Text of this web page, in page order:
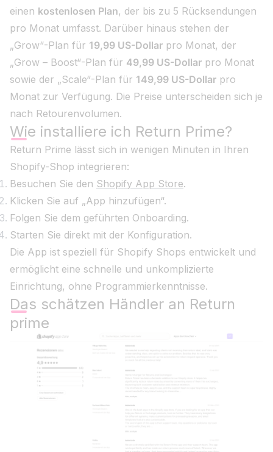
einen kostenlosen Plan, der bis zu 5 Rücksendungen
pro Monat umfasst. Darüber hinaus stehen der
„Grow“-Plan für 19,99 US-Dollar pro Monat, der
„Grow – Boost“-Plan für 49,99 US-Dollar pro Monat
sowie der „Scale“-Plan für 149,99 US-Dollar pro
Monat zur Verfügung. Die Preise unterscheiden sich je
nach Retourenvolumen.
Wie installiere ich Return Prime?
Return Prime lässt sich in wenigen Minuten in Ihren
Shopify-Shop integrieren:
Besuchen Sie den Shopify App Store.
Klicken Sie auf „App hinzufügen“.
Folgen Sie dem geführten Onboarding.
Starten Sie direkt mit der Konfiguration.
Die App ist speziell für Shopify Shops entwickelt und
ermöglicht eine schnelle und unkomplizierte
Einrichtung, ohne Programmierkenntnisse.
Das schätzen Händler an Return
prime